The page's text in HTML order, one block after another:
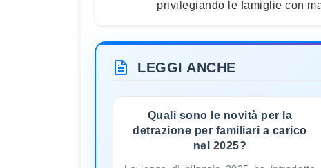
privilegiando le famiglie con
LEGGI ANCHE
Quali sono le novità per la
detrazione per familiari a carico
nel 2025?